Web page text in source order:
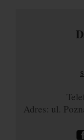
Adres: ul.